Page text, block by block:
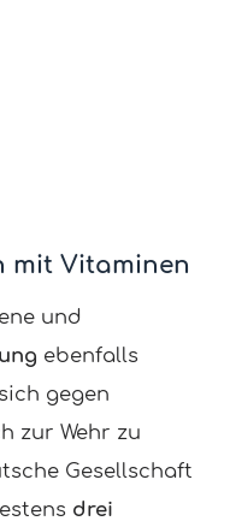
mit Vitaminen
und
ebenfalls
gegen
zur Wehr zu
Gesellschaft
drei